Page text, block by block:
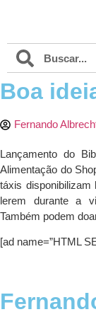
Boa
Fernando
Lançamento do
Alimentação do
táxis
lerem durante a
Também podem
[ad name=”HTML